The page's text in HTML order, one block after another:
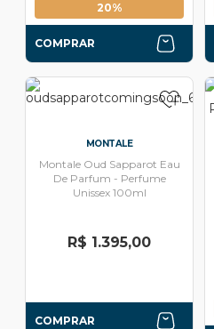
20%
COMPRAR
MONTALE
Montale Oud Sapparot Eau
De Parfum - Perfume
Unissex 100ml
R$ 1.395,00
COMPRAR